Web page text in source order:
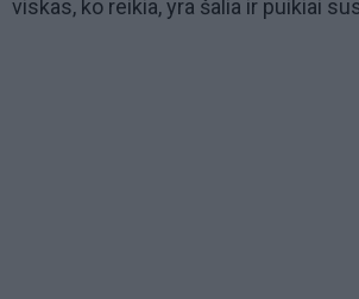
viskas, ko reikia, yra šalia ir puikiai